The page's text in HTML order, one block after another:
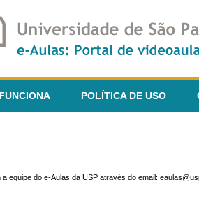
POLÍTICA DE USO
equipe do e-Aulas da USP através do email: